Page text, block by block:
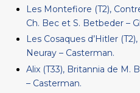
Les Montefiore (T2),
Ch. Bec et S. Betbeder –
Les Cosaques d’Hitler
Neuray – Casterman.
Alix (T33), Britannia de M.
– Casterman.